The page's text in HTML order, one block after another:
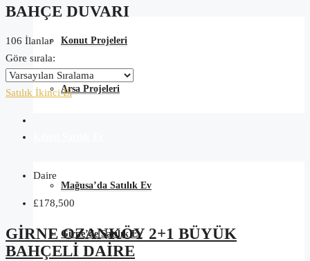
Konut Projeleri
Arsa Projeleri
Mağusa’da Satılık Ev
Girne’de Satılık Ev
BAHÇE DUVARI
106 İlanlar
Göre sırala:
Satılık İkinci El
Daire
£178,500
GIRNE OZANKÖY 2+1 BÜYÜK
BAHÇELI DAIRE